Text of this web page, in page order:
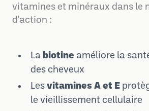
vitamines et minéraux dans le
d'action :
La biotine améliore la
des cheveux
Les vitamines A et E
le vieillissement cellulaire